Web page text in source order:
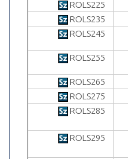
ROLS225
ROLS235
ROLS245
ROLS255
ROLS265
ROLS275
ROLS285
ROLS295